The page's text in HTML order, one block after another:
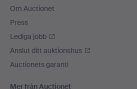
Om Auctionet
Press
Lediga jobb
Anslut ditt auktionshus
Auctionets garanti
Mer från Auctionet